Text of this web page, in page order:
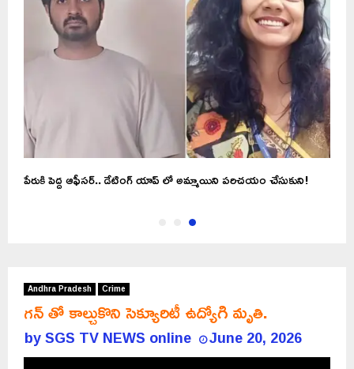
పేరుకి పెద్ద ఆఫీసర్.. డేటింగ్ యాప్ లో అమ్మాయిని పరిచయం చేసుకుని!
Andhra Pradesh Crime
గన్ తో కాల్చుకొని సెక్యూరిటీ ఉద్యోగి మృతి.
bySGS TV NEWS online June 20, 2026